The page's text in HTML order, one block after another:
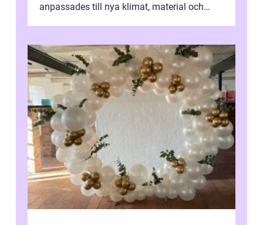
anpassades till nya klimat, material och